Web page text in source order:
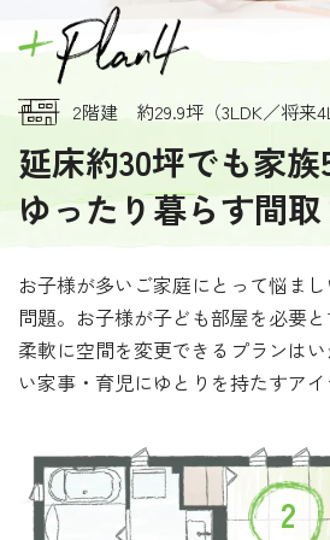
2階建 約29.9坪（3LDK／将来
延床約30坪でも家族
ゆったり暮らす間
お子様が多いご家庭にとって悩ま
問題。お子様が子ども部屋を必要と
柔軟に空間を変更できるプランは
い家事・育児にゆとりを持たすアイ
2